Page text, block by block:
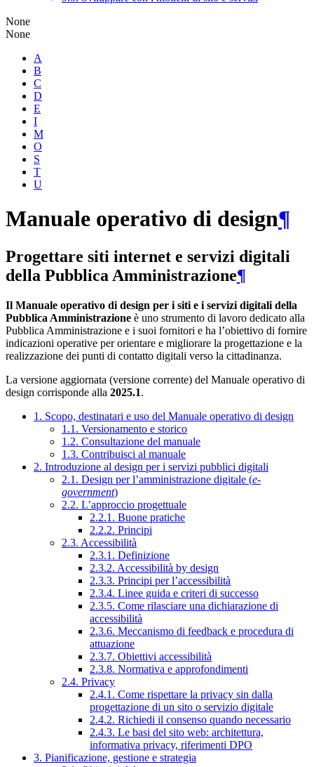
None
None
A
B
C
D
E
I
M
O
S
T
U
Manuale operativo di design¶
Progettare siti internet e servizi digitali
della Pubblica Amministrazione¶
Il Manuale operativo di design per i siti e i servizi digitali della
Pubblica Amministrazione è uno strumento di lavoro dedicato alla
Pubblica Amministrazione e i suoi fornitori e ha l’obiettivo di fornire
indicazioni operative per orientare e migliorare la progettazione e la
realizzazione dei punti di contatto digitali verso la cittadinanza.
La versione aggiornata (versione corrente) del Manuale operativo di
design corrisponde alla 2025.1.
1. Scopo, destinatari e uso del Manuale operativo di design
1.1. Versionamento e storico
1.2. Consultazione del manuale
1.3. Contribuisci al manuale
2. Introduzione al design per i servizi pubblici digitali
2.1. Design per l’amministrazione digitale (e-
government)
2.2. L’approccio progettuale
2.2.1. Buone pratiche
2.2.2. Principi
2.3. Accessibilità
2.3.1. Definizione
2.3.2. Accessibilità by design
2.3.3. Principi per l’accessibilità
2.3.4. Linee guida e criteri di successo
2.3.5. Come rilasciare una dichiarazione di
accessibilità
2.3.6. Meccanismo di feedback e procedura di
attuazione
2.3.7. Obiettivi accessibilità
2.3.8. Normativa e approfondimenti
2.4. Privacy
2.4.1. Come rispettare la privacy sin dalla
progettazione di un sito o servizio digitale
2.4.2. Richiedi il consenso quando necessario
2.4.3. Le basi del sito web: architettura,
informativa privacy, riferimenti DPO
3. Pianificazione, gestione e strategia